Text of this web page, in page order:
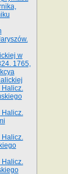
w
1765,
Halicz.
Halicz.
Halicz.
Halicz.